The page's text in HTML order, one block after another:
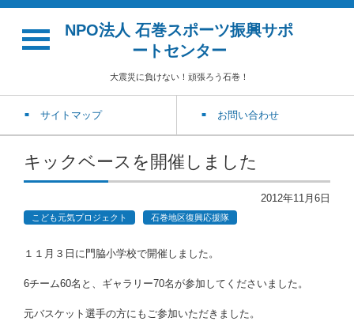
NPO法人 石巻スポーツ振興サポ
ートセンター
大震災に負けない！頑張ろう石巻！
サイトマップ お問い合わせ
キックベースを開催しました
2012年11月6日
こども元気プロジェクト 石巻地区復興応援隊
１１月３日に門脇小学校で開催しました。
6チーム60名と、ギャラリー70名が参加してくださいました。
元バスケット選手の方にもご参加いただきました。